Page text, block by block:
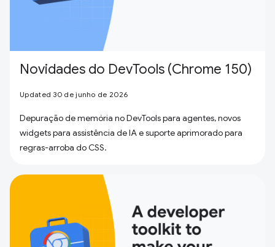
Novidades do DevTools (Chrome 150)
Updated 30 de junho de 2026
Depuração de memória no DevTools para agentes, novos
widgets para assistência de IA e suporte aprimorado para
regras-arroba do CSS.